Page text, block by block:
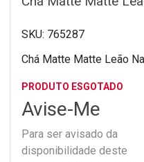
765287
Chá Matte Matte Leão
PRODUTO ESGOTADO
Avise-Me
Para ser avisado da
disponibilidade deste